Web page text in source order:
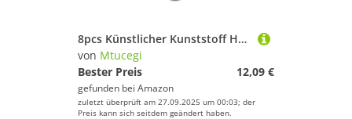
8pcs Künstlicher Kunststoff Hartköder Minnow Fischerei Köder Kurbelköder Topwaters Wobbler Swimbaits Plastikkurbelköder
von Mtucegi
Bester Preis
12,09 €
gefunden bei Amazon
zuletzt überprüft am 27.09.2025 um 00:03; der
Preis kann sich seitdem geändert haben.